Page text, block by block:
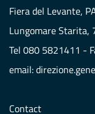
Fiera del Levante,
Lungomare Starita,
Tel 080 5821411 -
email:
Contact